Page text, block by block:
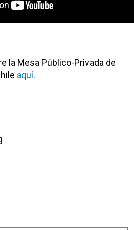
la Mesa Público-Privada de
aquí.